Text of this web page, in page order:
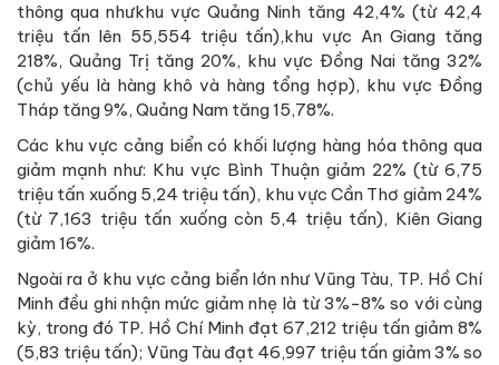
thông qua nhưkhu vực Quảng Ninh tăng 42,4% (từ 42,4
triệu tấn lên 55,554 triệu tấn),khu vực An Giang tăng
218%, Quảng Trị tăng 20%, khu vực Đồng Nai tăng 32%
(chủ yếu là hàng khô và hàng tổng hợp), khu vực Đồng
Tháp tăng 9%, Quảng Nam tăng 15,78%.
Các khu vực cảng biển có khối lượng hàng hóa thông qua
giảm mạnh như: Khu vực Bình Thuận giảm 22% (từ 6,75
triệu tấn xuống 5,24 triệu tấn), khu vực Cần Thơ giảm 24%
(từ 7,163 triệu tấn xuống còn 5,4 triệu tấn), Kiên Giang
giảm 16%.
Ngoài ra ở khu vực cảng biển lớn như Vũng Tàu, TP. Hồ Chí
Minh đều ghi nhận mức giảm nhẹ là từ 3%-8% so với cùng
kỳ, trong đó TP. Hồ Chí Minh đạt 67,212 triệu tấn giảm 8%
(5,83 triệu tấn); Vũng Tàu đạt 46,997 triệu tấn giảm 3% so